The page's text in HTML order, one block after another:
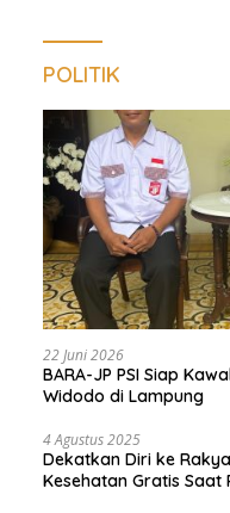
POLITIK
22 Juni 2026
BARA-JP PSI Siap
Widodo di Lampung
4 Agustus 2025
Dekatkan Diri ke
Kesehatan Gratis Saat